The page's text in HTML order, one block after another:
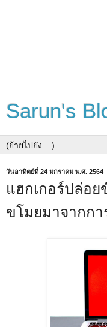
Sarun's
วันอาทิตย์ที่ 24 มกราคม พ.ศ. 2564
แฮกเกอร์ปล่อ
ขโมยมาจากกา